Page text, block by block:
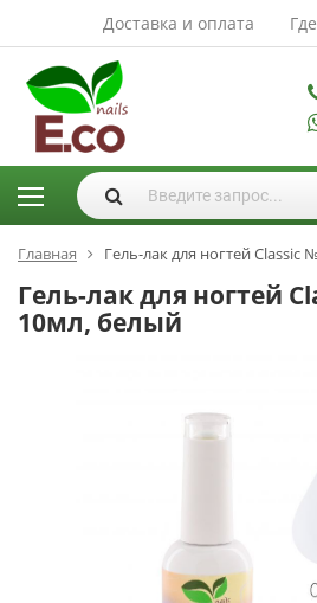
Доставка и оплата
АКСЕССУАРЫ И
РАСХОДНЫЕ
МАТЕРИАЛЫ
Аксессуары
Запасные
лампы
Кисти
Одноразовая
Пилки
Главная Гель-лак для ногтей Classic
Гель-лак для ногтей
10мл, белый